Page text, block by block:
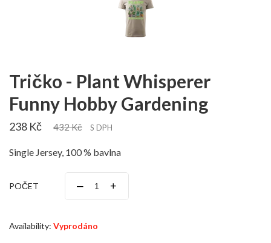
Tričko - Plant Whisperer
Funny Hobby Gardening
238 Kč 432 Kč S DPH
Single Jersey, 100 % bavlna
POČET – +
Availability: Vyprodáno